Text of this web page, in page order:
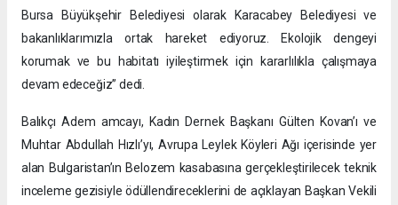
Bursa Büyükşehir Belediyesi olarak Karacabey Belediyesi ve
bakanlıklarımızla ortak hareket ediyoruz. Ekolojik dengeyi
korumak ve bu habitatı iyileştirmek için kararlılıkla çalışmaya
devam edeceğiz” dedi.
Balıkçı Adem amcayı, Kadın Dernek Başkanı Gülten Kovan’ı ve
Muhtar Abdullah Hızlı’yı, Avrupa Leylek Köyleri Ağı içerisinde yer
alan Bulgaristan’ın Belozem kasabasına gerçekleştirilecek teknik
inceleme gezisiyle ödüllendireceklerini de açıklayan Başkan Vekili